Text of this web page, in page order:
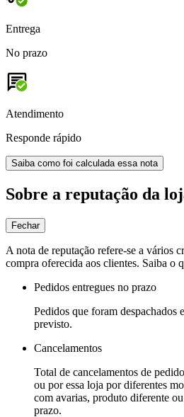
Entrega
No prazo
Atendimento
Responde rápido
Saiba como foi calculada essa nota
Sobre a reputação da
Fechar
A nota de reputação refere-se a vários
compra oferecida aos clientes. Saiba o
Pedidos entregues no prazo
Pedidos que foram despachados
previsto.
Cancelamentos
Total de cancelamentos de
ou por essa loja por diferentes
com avarias, produto diferente
prazo.